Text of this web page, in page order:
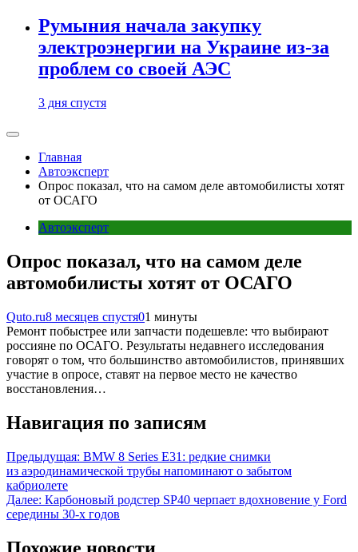
Румыния начала закупку
электроэнергии на Украине из-за
проблем со своей АЭС
3 дня спустя
Главная
Автоэксперт
Опрос показал, что на самом деле автомобилисты хотят
от ОСАГО
Автоэксперт
Опрос показал, что на самом деле
автомобилисты хотят от ОСАГО
Quto.ru8 месяцев спустя01 минуты
Ремонт побыстрее или запчасти подешевле: что выбирают
россияне по ОСАГО. Результаты недавнего исследования
говорят о том, что большинство автомобилистов, принявших
участие в опросе, ставят на первое место не качество
восстановления…
Навигация по записям
Предыдущая: BMW 8 Series E31: редкие снимки
из аэродинамической трубы напоминают о забытом
кабриолете
Далее: Карбоновый родстер SP40 черпает вдохновение у Ford
середины 30-х годов
Похожие новости